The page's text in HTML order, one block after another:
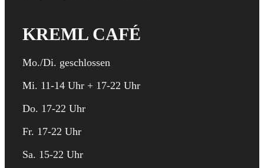
KREML CAFÉ
Mo./Di. geschlossen
Mi. 11-14 Uhr + 17-22 Uhr
Do. 17-22 Uhr
Fr. 17-22 Uhr
Sa. 15-22 Uhr